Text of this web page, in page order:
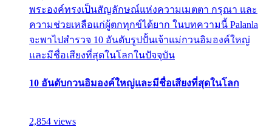
พระองค์ทรงเป็นสัญลักษณ์แห่งความเมตตา กรุณา และ
ความช่วยเหลือแก่ผู้ตกทุกข์ได้ยาก ในบทความนี้ Palanla
จะพาไปสำรวจ 10 อันดับรูปปั้นเจ้าแม่กวนอิมองค์ใหญ่
และมีชื่อเสียงที่สุดในโลกในปัจจุบัน
10 อันดับกวนอิมองค์ใหญ่และมีชื่อเสียงที่สุดในโลก
2,854 views